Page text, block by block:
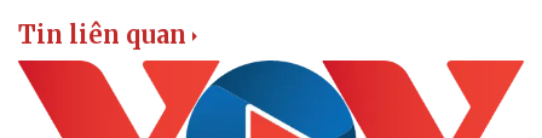
Tin liên quan